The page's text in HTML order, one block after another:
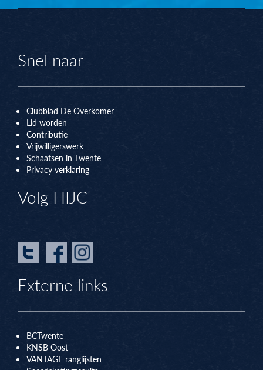
Snel naar
Clubblad De Overkomer
Lid worden
Contributie
Vrijwilligerswerk
Schaatsen in Twente
Privacy verklaring
Volg HIJC
Externe links
BCTwente
KNSB Oost
VANTAGE ranglijsten